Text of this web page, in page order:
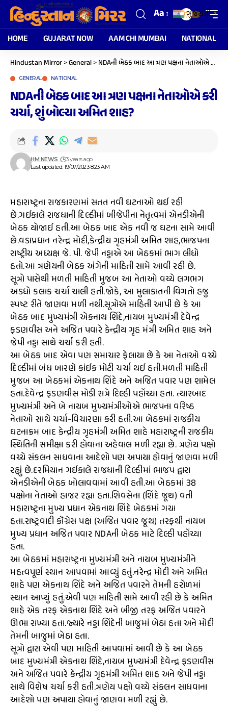
Aa
HOME GUJARAT NOW AAM CHI MUMBAI NATIONAL
Hindustan Mirror>General>NDAની બેઠક બાદ આ ત્રણ પક્ષના નેતાઓએ કરી ચર્ચા, શું બોલ્યા અમિત શાહ?
GENERAL NATIONAL
NDAની બેઠક બાદ આ ત્રણ પક્ષના નેતાઓએ કરી
ચર્ચા, શું બોલ્યા અમિત શાહ?
Last updated: 19/07/2023 8:23 AM
HM NEWS 3 years ago
મહારાષ્ટ્રના રાજકારણમાં સતત નવી ઘટનાઓ થઈ રહી
છે.ગઈકાલે રાજધાની દિલ્હીમાં બીજેપીના નેતૃત્વમાં એનડીએની
બેઠક યોજાઈ હતી.આ બેઠક બાદ એક નવી જ ઘટના સામે આવી
છે.વડાપ્રધાન નરેન્દ્ર મોદી,કેન્દ્રીય ગૃહમંત્રી અમિત શાહ,ભાજપના
રાષ્ટ્રીય અધ્યક્ષ જે. પી. જેપી નડ્ડાએ આ બેઠકમાં ભાગ લીધો
હતો.આ ત્રણેયની બેઠક અંગેની માહિતી સામે આવી રહી છે.
સૂત્રો પાસેથી મળતી માહિતી મુજબ આ નેતાઓ વચ્ચે લગભગ
અડધો કલાક ચર્ચા ચાલી હતી.જોકે, આ મુલાકાતની વિગતો હજુ
સ્પષ્ટ રીતે જાણવા મળી નથી.સૂત્રોએ માહિતી આપી છે કે આ
બેઠક બાદ મુખ્યમંત્રી એકનાથ શિંદે,નાયબ મુખ્યમંત્રી દેવેન્દ્ર
ફડણવીસ અને અજિત પવારે કેન્દ્રીય ગૃહ મંત્રી અમિત શાહ અને
જેપી નડ્ડા સાથે ચર્ચા કરી હતી.
આ બેઠક બાદ એવા પણ સમાચાર ફેલાયા છે કે આ નેતાઓ વચ્ચે
દિલ્હીમાં બંધ બારણે કાંઈક મોટી ચર્ચા થઈ હતી.મળતી માહિતી
મુજબ આ બેઠકમાં એકનાથ શિંદે અને અજિત પવાર પણ શામેલ
હતા.દેવેન્દ્ર ફડણવીસ મોડી રાત્રે દિલ્હી પહોંચ્યા હતા. ત્યારબાદ
મુખ્યમંત્રી અને બે નાયબ મુખ્યમંત્રીઓએ ભાજપના વરિષ્ઠ
નેતાઓ સાથે ચર્ચા-વિચારણા કરી હતી.આ બેઠકમાં રાજકીય
ઘટનાક્રમ બાદ કેન્દ્રીય ગૃહમંત્રી અમિત શાહે મહારાષ્ટ્રની રાજકીય
સ્થિતિની સમીક્ષા કરી હોવાના અહેવાલ મળી રહ્યા છે. ત્રણેય પક્ષો
વચ્ચે સંકલન સાધવાના આદેશો પણ અપાયા હોવાનું જાણવા મળી
રહ્યું છે.દરમિયાન ગઈકાલે રાજધાની દિલ્હીમાં ભાજપ દ્વારા
એનડીએની બેઠક બોલાવવામાં આવી હતી.આ બેઠકમાં 38
પક્ષોના નેતાઓ હાજર રહ્યા હતા.શિવસેના (શિંદે જૂથ) વતી
મહારાષ્ટ્રના મુખ્ય પ્રધાન એકનાથ શિંદે બેઠકમાં ગયા
હતા.રાષ્ટ્રવાદી કૉંગ્રેસ પક્ષ (અજિત પવાર જૂથ) તરફથી નાયબ
મુખ્ય પ્રધાન અજિત પવાર NDAની બેઠક માટે દિલ્હી પહોંચ્યા
હતા.
આ બેઠકમાં મહારાષ્ટ્રના મુખ્યમંત્રી અને નાયબ મુખ્યમંત્રીને
મહત્વપૂર્ણ સ્થાન આપવામાં આવ્યું હતું.નરેન્દ્ર મોદી અને અમિત
શાહે પણ એકનાથ શિંદે અને અજિત પવારને તેમની હરોળમાં
સ્થાન આપ્યું હતું.એવી પણ માહિતી સામે આવી રહી છે કે અમિત
શાહે એક તરફ એકનાથ શિંદે અને બીજી તરફ અજિત પવારને
ઊભા રાખ્યા હતા.જ્યારે નડ્ડા શિંદેની બાજુમાં બેઠા હતા અને મોદી
તેમની બાજુમાં બેઠા હતા.
સૂત્રો દ્વારા એવી પણ માહિતી આપવામાં આવી છે કે આ બેઠક
બાદ મુખ્યમંત્રી એકનાથ શિંદે,નાયબ મુખ્યમંત્રી દેવેન્દ્ર ફડણવીસ
અને અજિત પવારે કેન્દ્રીય ગૃહમંત્રી અમિત શાહ અને જેપી નડ્ડા
સાથે વિશેષ ચર્ચા કરી હતી.ત્રણેય પક્ષો વચ્ચે સંકલન સાધવાના
આદેશો પણ અપાયા હોવાનું જાણવા મળી રહ્યું છે.
ગુજરાતી ▼